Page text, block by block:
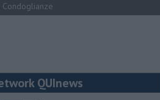
Condoglianze
QUInews